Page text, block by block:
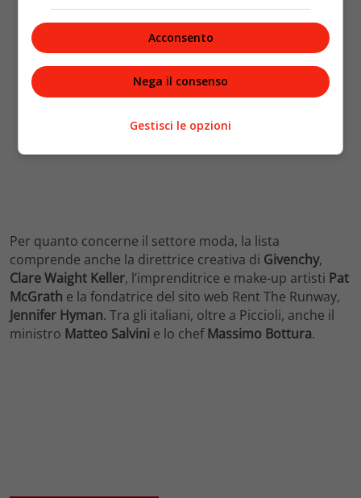
Per quanto concerne il settore moda, la lista
comprende anche la direttrice creativa di Givenchy,
Clare Waight Keller, l’imprenditrice e make-up artisti Pat
McGrath e la fondatrice del sito web Rent The Runway,
Jennifer Hyman. Tra gli italiani, oltre a Piccioli, anche il
ministro Matteo Salvini e lo chefMassimo Bottura.
Acconsento
Nega il consenso
Gestisci le opzioni